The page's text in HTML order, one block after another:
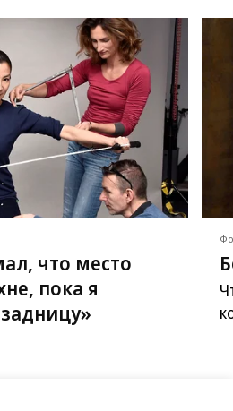
что место
пока я